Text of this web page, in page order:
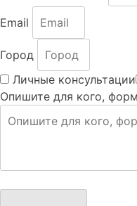
Email
Город
Личные консультации
Опишите для кого,